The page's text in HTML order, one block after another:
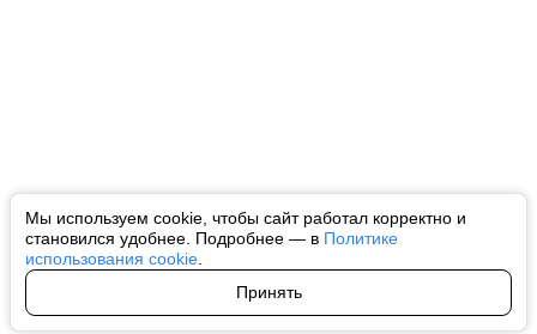
Мы используем cookie, чтобы сайт работал корректно и
становился удобнее. Подробнее — в Политике
использования cookie
Принять